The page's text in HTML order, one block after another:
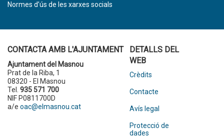
Normes d’ús de les xarxes socials
CONTACTA AMB L'AJUNTAMENT
Ajuntament del Masnou
Prat de la Riba, 1
08320 - El Masnou
Tel. 935 571 700
NIF P0811700D
a/e oac@elmasnou.cat
DETALLS DEL
WEB
Crèdits
Contacte
Avís legal
Protecció de
dades